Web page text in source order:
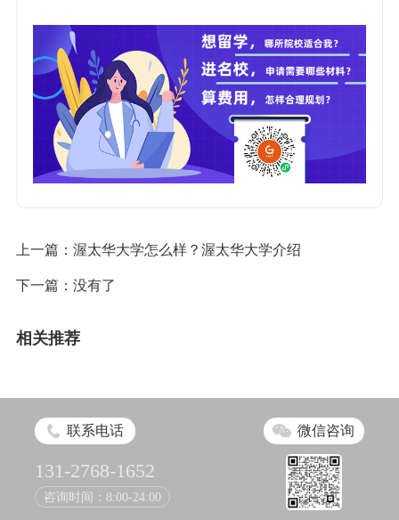
上一篇： 渥太华大学怎么样？渥太华大学介绍
下一篇：没有了
相关推荐
联系电话
131-2768-1652
咨询时间：8:00-24:00
微信咨询